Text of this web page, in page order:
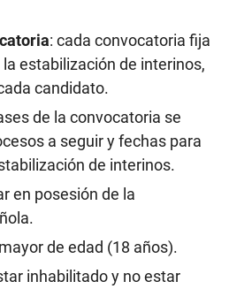
: cada convocatoria fija
estabilización de interinos,
candidato.
de la convocatoria se
a seguir y fechas para
de interinos.
en posesión de la
de edad (18 años).
inhabilitado y no estar